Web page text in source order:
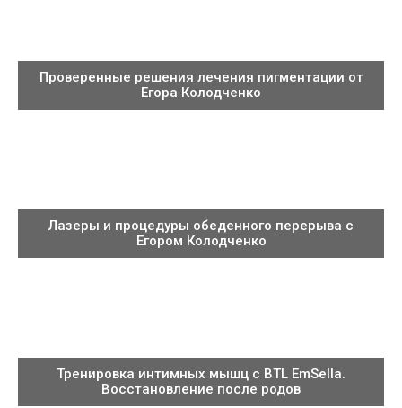
Проверенные решения лечения пигментации от
Егора Колодченко
Лазеры и процедуры обеденного перерыва с
Егором Колодченко
Тренировка интимных мышц с BTL EmSella.
Восстановление после родов